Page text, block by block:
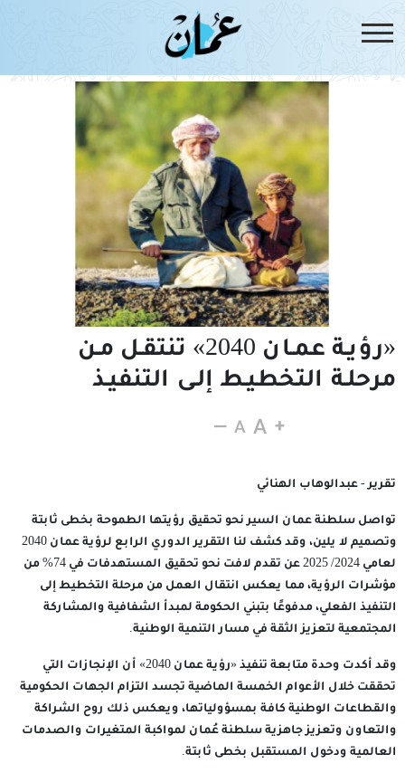
«رؤيـة عمـان 2040» تنتقـل مـن
مرحلـة التخطيـط إلـى التنفيـذ
تقرير - عبدالوهاب الهنائي
تواصل سلطنة عمان السير نحو تحقيق رؤيتها الطموحة بخطى ثابتة
وتصميم لا يلين، وقد كشف لنا التقرير الدوري الرابع لرؤية عمان 2040
لعامي 2024/ 2025 عن تقدم لافت نحو تحقيق المستهدفات في 74% من
مؤشرات الرؤية، مما يعكس انتقال العمل من مرحلة التخطيط إلى
التنفيذ الفعلي، مدفوعًا بتبني الحكومة لمبدأ الشفافية والمشاركة
المجتمعية لتعزيز الثقة في مسار التنمية الوطنية.
وقد أكدت وحدة متابعة تنفيذ «رؤية عمان 2040» أن الإنجازات التي
تحققت خلال الأعوام الخمسة الماضية تجسد التزام الجهات الحكومية
والقطاعات الوطنية كافة بمسؤولياتها، ويعكس ذلك روح الشراكة
والتعاون وتعزيز جاهزية سلطنة عُمان لمواكبة المتغيرات والصدمات
العالمية ودخول المستقبل بخطى ثابتة.